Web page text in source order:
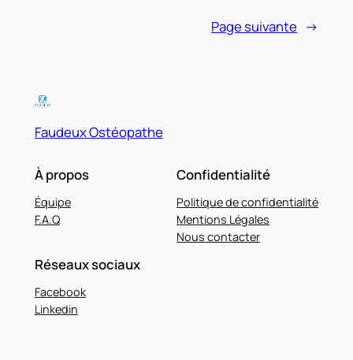
Page suivante →
Faudeux Ostéopathe
À propos
Équipe
F.A.Q
Confidentialité
Politique de confidentialité
Mentions Légales
Nous contacter
Réseaux sociaux
Facebook
Linkedin